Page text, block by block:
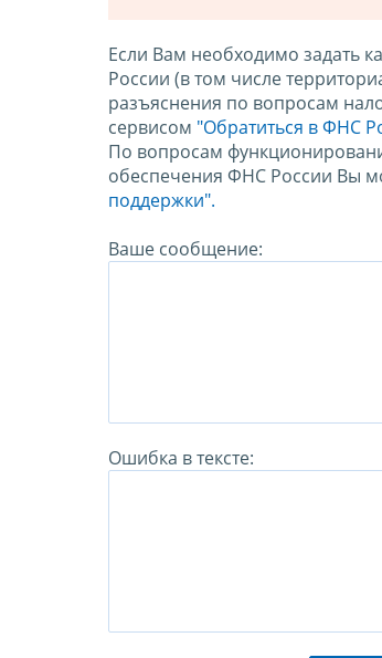
Если Вам необходимо задать
России (в том числе
разъяснения по вопросам
сервисом "Обратиться в ФНС
По вопросам
обеспечения ФНС России Вы
поддержки".
Ваше сообщение:
Ошибка в тексте: